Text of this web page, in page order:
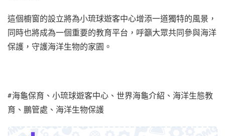
這個櫥窗的設立將為小琉球遊客中心增添一道獨特的風景，
同時也將成為一個重要的教育平台，呼籲大眾共同參與海洋
保護，守護海洋生物的家園。
#海龜保育、小琉球遊客中心、世界海龜介紹、海洋生態教
育、鵬管處、海洋生物保護